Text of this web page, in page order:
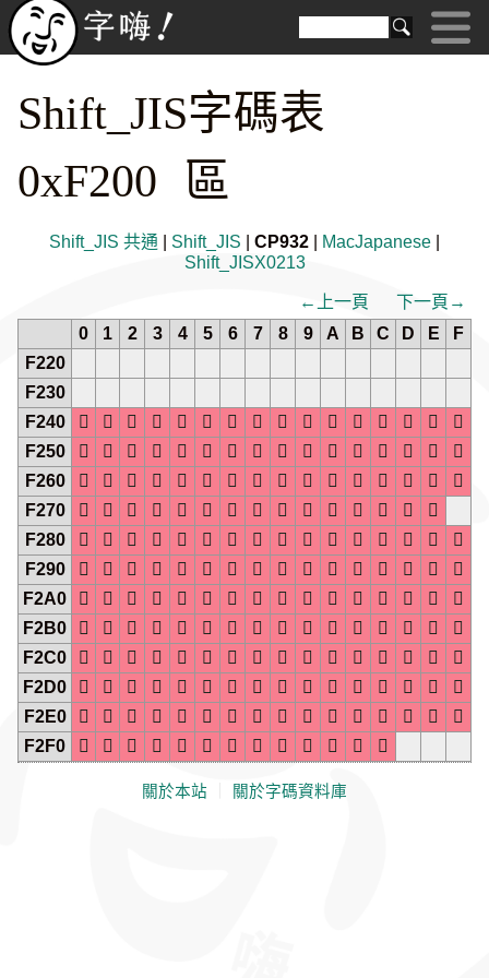
Shift_JIS字碼表
0xF200 區
Shift_JIS 共通 Shift_JIS CP932 MacJapanese
Shift_JISX0213
←上一頁
下一頁→
0
1 2 3 4 5 6 7 8 9 A B C D E
F
F220
F230
F240
              

F250
              

F260
              

F270
             

F280
              

F290
              

F2A0
              

F2B0
              

F2C0
              

F2D0
              

F2E0
              

F2F0
            
關於本站 關於字碼資料庫